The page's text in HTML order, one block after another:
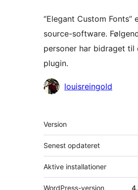
“Elegant Custom Fonts”
source-software.
personer har bidraget til
plugin.
Bidragsydere
louisreingold
Meta
Version
Senest opdateret
Aktive installationer
WordPress-version